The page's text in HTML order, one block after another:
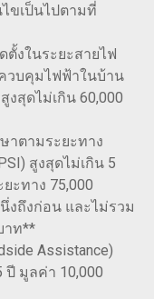
ขเป็นไปตามที่
ตั้งในระยะสายไฟ
ควบคุมไฟฟ้าในบ้าน
สุดไม่เกิน 60,000
าตามระยะทาง
สูงสุดไม่เกิน 5
ะทาง 75,000
งถึงก่อน และไม่รวม
าท**
Assistance)
ปี มูลค่า 10,000